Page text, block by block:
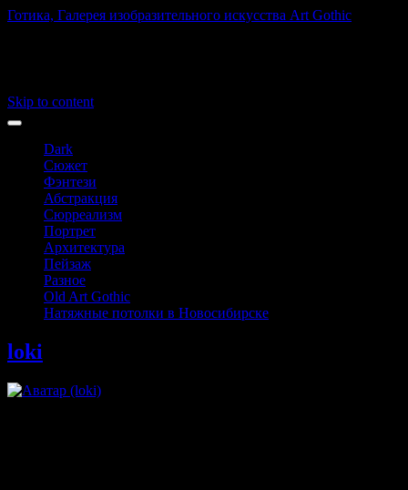
Готика, Галерея изобразительного искусства Art Gothic
Skip to content
Dark
Сюжет
Фэнтези
Абстракция
Сюрреализм
Портрет
Архитектура
Пейзаж
Разное
Old Art Gothic
Натяжные потолки в Новосибирске
loki